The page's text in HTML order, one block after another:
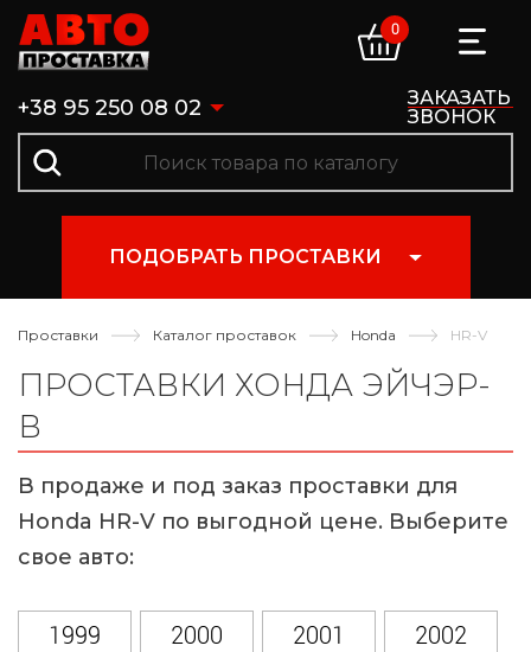
+38 95 250 08 02
ЗАКАЗАТЬ
ЗВОНОК
0
ПОДОБРАТЬ ПРОСТАВКИ
Проставки Каталог проставок Honda HR-V
ПРОСТАВКИ ХОНДА ЭЙЧЭР-
В
В продаже и под заказ проставки для
Honda HR-V по выгодной цене. Выберите
свое авто:
1999 2000 2001
2002